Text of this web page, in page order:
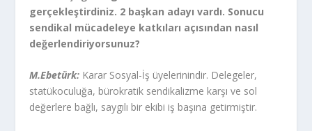
gerçekleştirdiniz. 2 başkan adayı vardı. Sonucu
sendikal mücadeleye katkıları açısından nasıl
değerlendiriyorsunuz?
M.Ebetürk: Karar Sosyal-İş üyelerinindir. Delegeler,
statükoculuğa, bürokratik sendikalizme karşı ve sol
değerlere bağlı, saygılı bir ekibi iş başına getirmiştir.